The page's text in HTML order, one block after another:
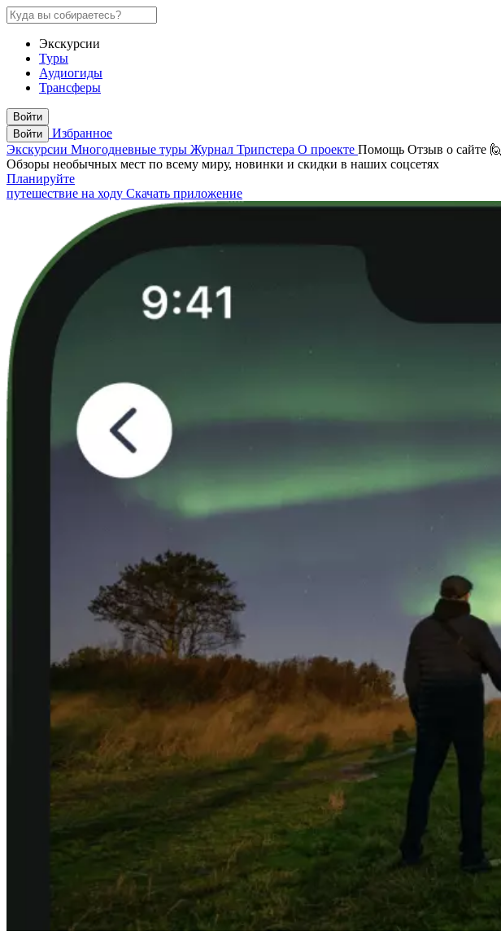
Экскурсии
Туры
Аудиогиды
Трансферы
Войти
Войти
Избранное
Экскурсии Многодневные туры Журнал Трипстера О проекте Помощь Отзыв о сайте 🙋
Обзоры необычных мест по всему миру, новинки и скидки в наших соцсетях
Планируйте
путешествие на ходу Скачать приложение